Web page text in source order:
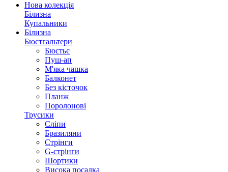
Нова колекція
Білизна
Купальники
Білизна
Бюстгальтери
Бюстьє
Пуш-ап
М'яка чашка
Балконет
Без кісточок
Планж
Поролонові
Трусики
Сліпи
Бразиляни
Стрінги
G-стрінги
Шортики
Висока посадка